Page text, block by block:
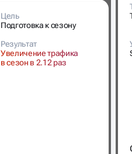
Цель
Подготовка к сезону
Результат
Увеличение трафика
в сезон в 2.12 раз